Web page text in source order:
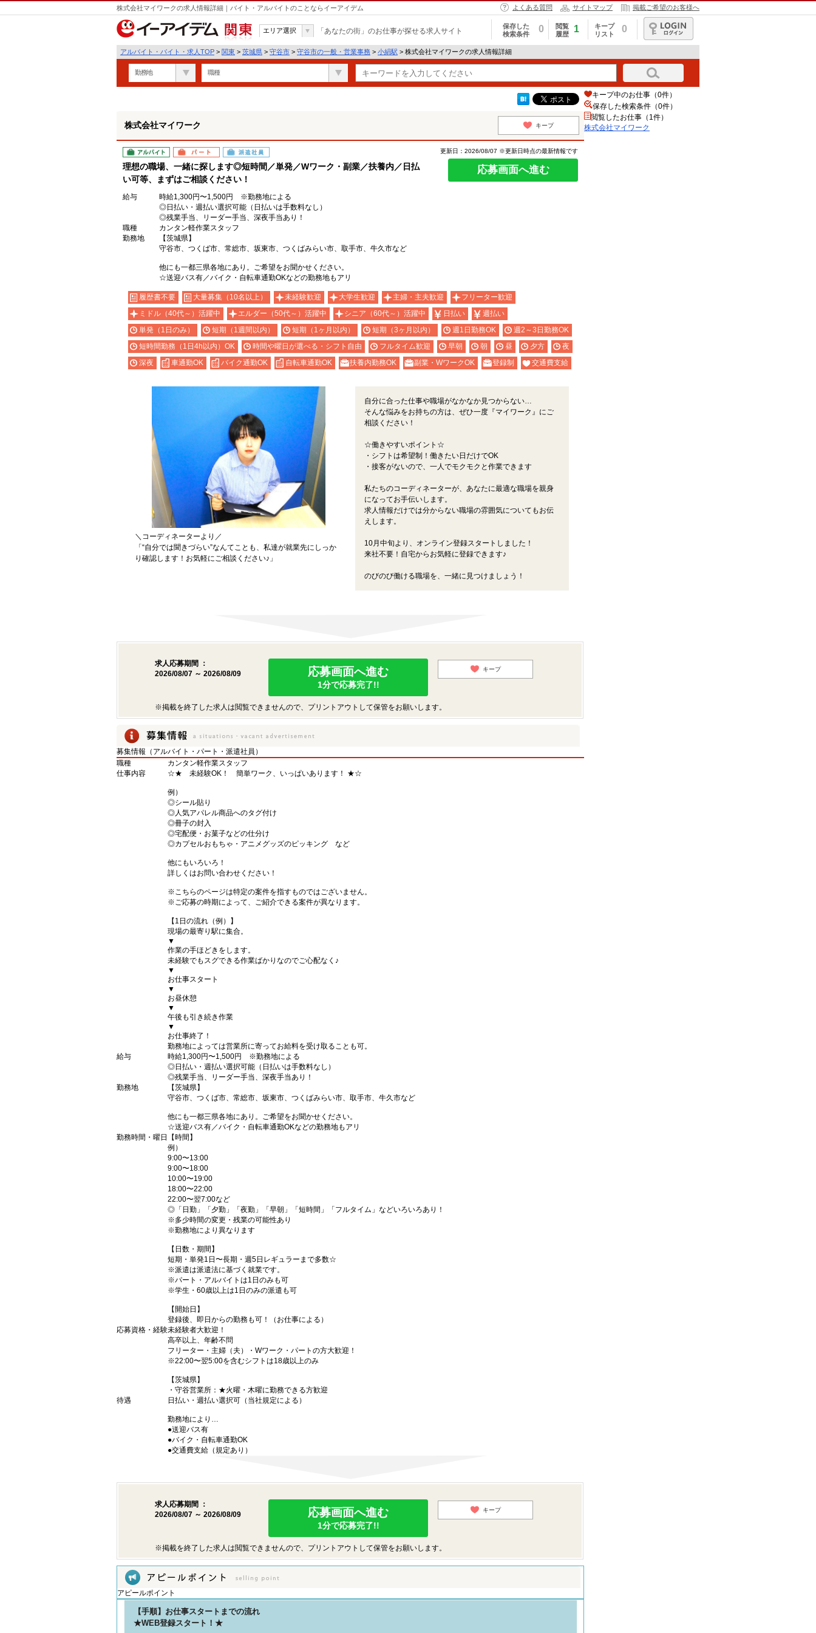
株式会社マイワークの求人情報詳細｜バイト・アルバイトのことならイーアイデム よくある質問 サイトマップ 掲載ご希望のお客様へ
関東
エリア選択 「あなたの街」のお仕事が探せる求人サイト
保存した
検索条件
0
閲覧
履歴
1
キープ
リスト
0
ログイン
アルバイト・バイト・求人TOP > 関東 > 茨城県 > 守谷市 > 守谷市の一般・営業事務 > 小絹駅 > 株式会社マイワークの求人情報詳細
勤務地 職種
株式会社マイワーク キープ
アルバイト パート 派遣社員
理想の職場、一緒に探します◎短時間／単発／Wワーク・副業／扶養内／日払
い可等、まずはご相談ください！
更新日：2026/08/07 ※更新日時点の最新情報です
応募画面へ進む
給与
時給1,300円〜1,500円 ※勤務地による
◎日払い・週払い選択可能（日払いは手数料なし）
◎残業手当、リーダー手当、深夜手当あり！
職種
カンタン軽作業スタッフ
勤務地
【茨城県】
守谷市、つくば市、常総市、坂東市、つくばみらい市、取手市、牛久市など
他にも一都三県各地にあり。ご希望をお聞かせください。
☆送迎バス有／バイク・自転車通勤OKなどの勤務地もアリ
履歴書不要 大量募集（10名以上） 未経験歓迎 大学生歓迎 主婦・主夫歓迎
フリーター歓迎
ミドル（40代～）活躍中
エルダー（50代～）活躍中 シニア（60代～）活躍中 日払い
週払い
単発（1日のみ）
短期（1週間以内） 短期（1ヶ月以内） 短期（3ヶ月以内） 週1日勤務OK
週2～3日勤務OK
短時間勤務（1日4h以内）OK
時間や曜日が選べる・シフト自由 フルタイム歓迎 早朝 朝 昼 夕方
夜
深夜
車通勤OK バイク通勤OK 自転車通勤OK 扶養内勤務OK 副業・WワークOK 登録制 交通費支給
＼コーディネーターより／
「“自分では聞きづらい”なんてことも、私達が就業先にしっか
り確認します！お気軽にご相談ください♪」
自分に合った仕事や職場がなかなか見つからない…
そんな悩みをお持ちの方は、ぜひ一度『マイワーク』にご
相談ください！
☆働きやすいポイント☆
・シフトは希望制！働きたい日だけでOK
・接客がないので、一人でモクモクと作業できます
私たちのコーディネーターが、あなたに最適な職場を親身
になってお手伝いします。
求人情報だけでは分からない職場の雰囲気についてもお伝
えします。
10月中旬より、オンライン登録スタートしました！
来社不要！自宅からお気軽に登録できます♪
のびのび働ける職場を、一緒に見つけましょう！
求人応募期間 ：
2026/08/07 ～ 2026/08/09
応募画面へ進む
1分で応募完了!!
キープ
※掲載を終了した求人は閲覧できませんので、プリントアウトして保管をお願いします。
募集情報（アルバイト・パート・派遣社員）
職種
カンタン軽作業スタッフ
仕事内容
☆★ 未経験OK！ 簡単ワーク、いっぱいあります！ ★☆
例）
◎シール貼り
◎人気アパレル商品へのタグ付け
◎冊子の封入
◎宅配便・お菓子などの仕分け
◎カプセルおもちゃ・アニメグッズのピッキング など
他にもいろいろ！
詳しくはお問い合わせください！
※こちらのページは特定の案件を指すものではございません。
※ご応募の時期によって、ご紹介できる案件が異なります。
【1日の流れ（例）】
現場の最寄り駅に集合。
▼
作業の手ほどきをします。
未経験でもスグできる作業ばかりなのでご心配なく♪
▼
お仕事スタート
▼
お昼休憩
▼
午後も引き続き作業
▼
お仕事終了！
勤務地によっては営業所に寄ってお給料を受け取ることも可。
給与
時給1,300円〜1,500円 ※勤務地による
◎日払い・週払い選択可能（日払いは手数料なし）
◎残業手当、リーダー手当、深夜手当あり！
勤務地
【茨城県】
守谷市、つくば市、常総市、坂東市、つくばみらい市、取手市、牛久市など
他にも一都三県各地にあり。ご希望をお聞かせください。
☆送迎バス有／バイク・自転車通勤OKなどの勤務地もアリ
勤務時間・曜日
【時間】
例）
9:00〜13:00
9:00〜18:00
10:00〜19:00
18:00〜22:00
22:00〜翌7:00など
◎「日勤」「夕勤」「夜勤」「早朝」「短時間」「フルタイム」などいろいろあり！
※多少時間の変更・残業の可能性あり
※勤務地により異なります
【日数・期間】
短期・単発1日〜長期・週5日レギュラーまで多数☆
※派遣は派遣法に基づく就業です。
※パート・アルバイトは1日のみも可
※学生・60歳以上は1日のみの派遣も可
【開始日】
登録後、即日からの勤務も可！（お仕事による）
応募資格・経験未経験者大歓迎！
高卒以上、年齢不問
フリーター・主婦（夫）・Wワーク・パートの方大歓迎！
※22:00〜翌5:00を含むシフトは18歳以上のみ
【茨城県】
・守谷営業所：★火曜・木曜に勤務できる方歓迎
待遇
日払い・週払い選択可（当社規定による）
勤務地により…
●送迎バス有
●バイク・自転車通勤OK
●交通費支給（規定あり）
求人応募期間 ：
2026/08/07 ～ 2026/08/09
応募画面へ進む
1分で応募完了!!
キープ
※掲載を終了した求人は閲覧できませんので、プリントアウトして保管をお願いします。
アピールポイント
【手順】お仕事スタートまでの流れ
★WEB登録スタート！★
キープ中のお仕事（0件）
保存した検索条件（0件）
閲覧したお仕事（1件）
株式会社マイワーク